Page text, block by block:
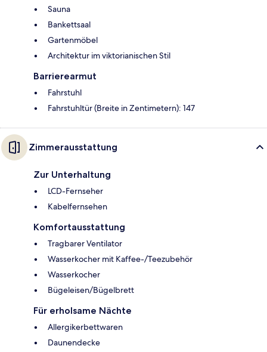
Sauna
Bankettsaal
Gartenmöbel
Architektur im viktorianischen Stil
Barrierearmut
Fahrstuhl
Fahrstuhltür (Breite in Zentimetern): 147
Zimmerausstattung
Zur Unterhaltung
LCD-Fernseher
Kabelfernsehen
Komfortausstattung
Tragbarer Ventilator
Wasserkocher mit Kaffee-/Teezubehör
Wasserkocher
Bügeleisen/Bügelbrett
Für erholsame Nächte
Allergikerbettwaren
Daunendecke